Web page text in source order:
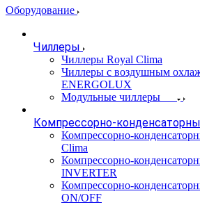
Оборудование
Чиллеры
Чиллеры Royal Clima
Чиллеры с воздушным
ENERGOLUX
Модульные чиллеры
Компрессорно-
Компрессорно-
Clima
Компрессорно-
INVERTER
Компрессорно-
ON/OFF